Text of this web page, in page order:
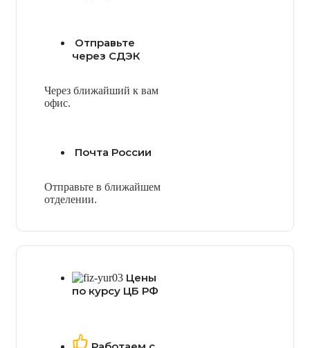
Отправьте
через СДЭК
Через ближайший к вам
офис.
Почта России
Отправьте в ближайшем
отделении.
Цены
по курсу ЦБ РФ